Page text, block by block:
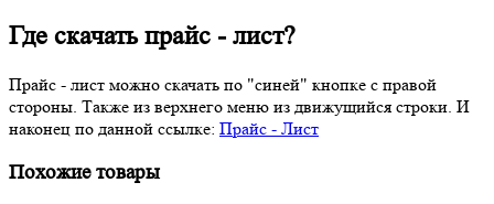
Где скачать прайс - лист?
Прайс - лист можно скачать по "синей" кнопке с правой
стороны. Также из верхнего меню из движущийся строки. И
наконец по данной ссылке: Прайс - Лист
Похожие товары